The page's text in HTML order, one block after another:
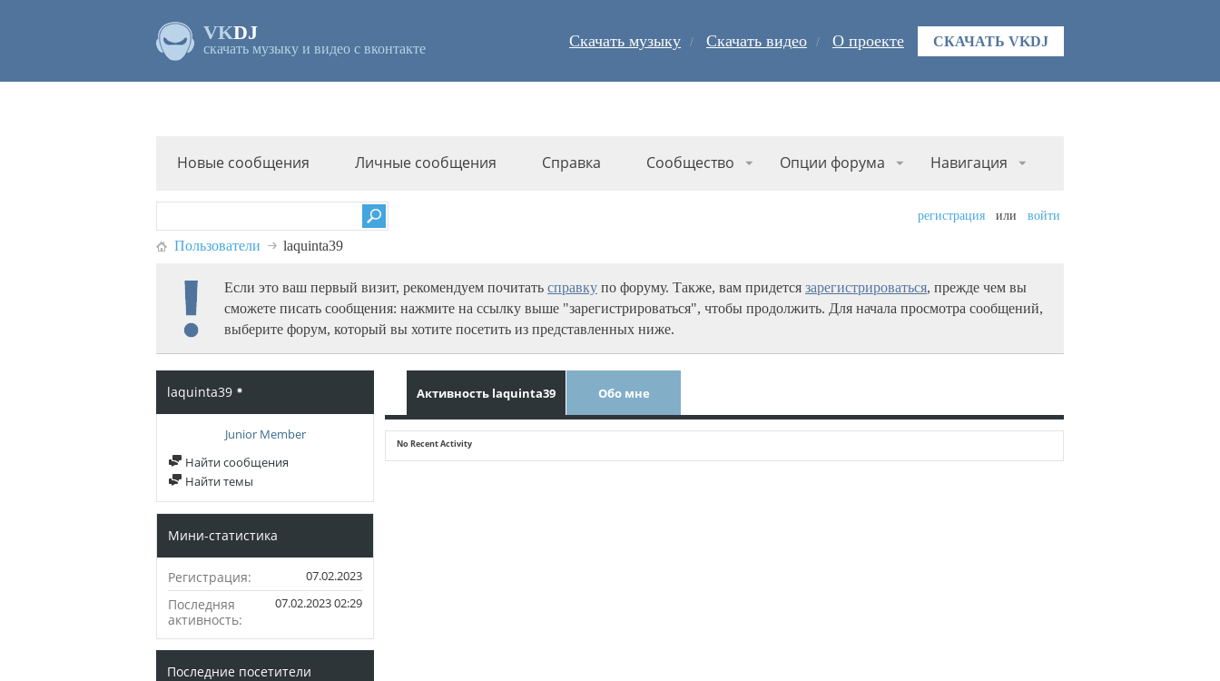
VKDJ
скачать музыку и видео с вконтакте Скачать музыку Скачать видео О проекте СКАЧАТЬ VKDJ
Новые сообщения Личные сообщения Справка Сообщество Опции форума Навигация
регистрация или войти
Пользователи laquinta39
Если это ваш первый визит, рекомендуем почитать справку по форуму. Также, вам придется зарегистрироваться, прежде чем вы
сможете писать сообщения: нажмите на ссылку выше "зарегистрироваться", чтобы продолжить. Для начала просмотра сообщений,
выберите форум, который вы хотите посетить из представленных ниже.
laquinta39
Junior Member
Найти сообщения
Найти темы
Мини-статистика
Регистрация 07.02.2023
Последняя
активность
07.02.202302:29
Последние посетители
Активность laquinta39 Обо мне
No Recent Activity